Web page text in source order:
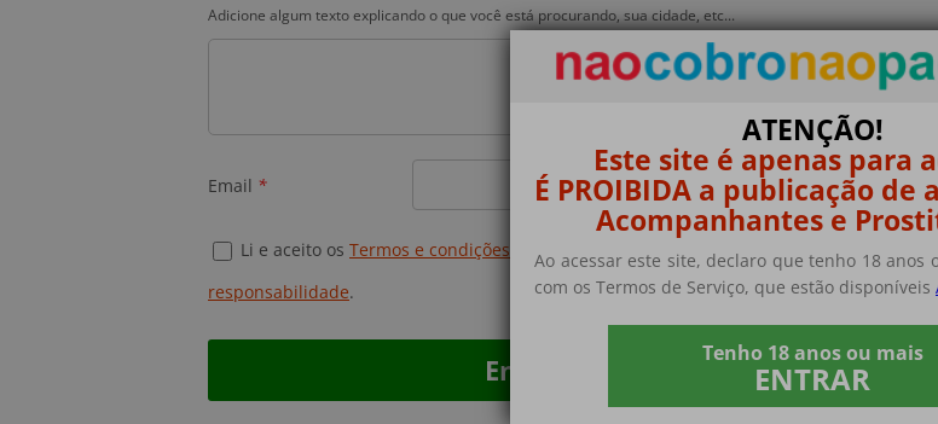
Adicione algum texto explicando o que você está procurando, sua cidade, etc...
Email *
Li e aceito os Termos e condições de uso Privacidade Política
Isenção de
responsabilidade.
ATENÇÃO!
Este site é apenas para
É PROIBIDA a publicação de
Acompanhantes e
Ao acessar este site, declaro que tenho 18 anos
com os Termos de Serviço, que estão disponíveis
Tenho 18 anos ou mais
ENTRAR